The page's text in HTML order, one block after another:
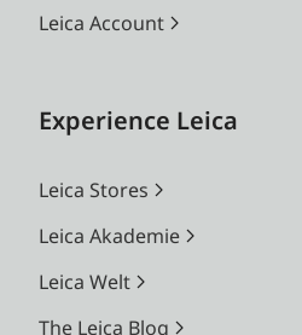
Leica Account
Experience Leica
Leica Stores
Leica Akademie
Leica Welt
The Leica Blog